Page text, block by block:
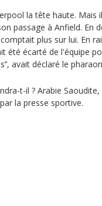
la tête haute. Mais
passage à Anfield. En
plus sur lui. En
été écarté de l'équipe
avait déclaré le
t-il ? Arabie
la presse sportive.